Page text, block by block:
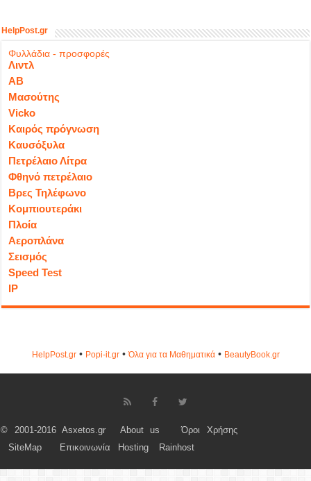
HelpPost.gr
Φυλλάδια - προσφορές
Λιντλ
ΑΒ
Μασούτης
Vicko
Καιρός πρόγνωση
Καυσόξυλα
Πετρέλαιο Λίτρα
Φθηνό πετρέλαιο
Βρες Τηλέφωνο
Κομπιουτεράκι
Πλοία
Αεροπλάνα
Σεισμός
Speed Test
IP
HelpPost.gr• Popi-it.gr•Όλα για τα Μαθηματικά• ΒeautyΒook.gr
© 2001-2016 Asxetos.gr About us
Όροι Χρήσης
SiteMap
Επικοινωνία Hosting Rainhost